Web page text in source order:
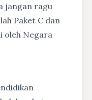
jangan ragu
Paket C dan
oleh Negara